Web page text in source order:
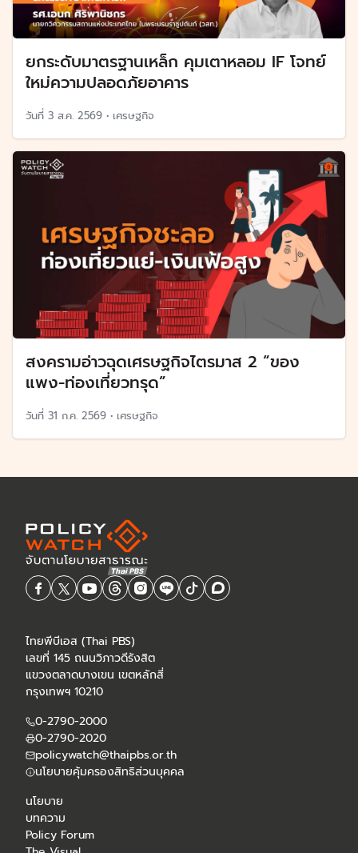
ยกระดับมาตรฐานเหล็ก คุมเตาหลอม IF โจทย์
ใหม่ความปลอดภัยอาคาร
วันที่ 3 ส.ค. 2569 • เศรษฐกิจ
สงครามอ่าวฉุดเศรษฐกิจไตรมาส 2 “ของ
แพง-ท่องเที่ยวทรุด”
วันที่ 31 ก.ค. 2569 • เศรษฐกิจ
ไทยพีบีเอส (Thai PBS)
เลขที่ 145 ถนนวิภาวดีรังสิต
แขวงตลาดบางเขน เขตหลักสี่
กรุงเทพฯ 10210
0-2790-2000
0-2790-2020
policywatch@thaipbs.or.th
นโยบายคุ้มครองสิทธิส่วนบุคคล
นโยบาย
บทความ
Policy Forum